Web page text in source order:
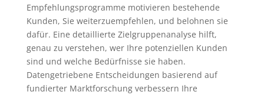
Empfehlungsprogramme motivieren bestehende
Kunden, Sie weiterzuempfehlen, und belohnen sie
dafür. Eine detaillierte Zielgruppenanalyse hilft,
genau zu verstehen, wer Ihre potenziellen Kunden
sind und welche Bedürfnisse sie haben.
Datengetriebene Entscheidungen basierend auf
fundierter Marktforschung verbessern Ihre